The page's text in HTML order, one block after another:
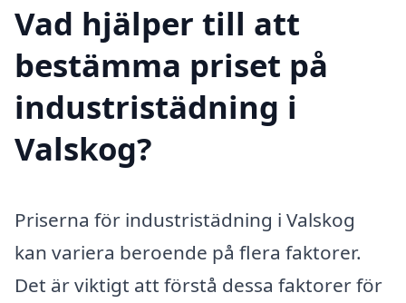
Vad hjälper till att
bestämma priset på
industristädning i
Valskog?
Priserna för industristädning i Valskog
kan variera beroende på flera faktorer.
Det är viktigt att förstå dessa faktorer för